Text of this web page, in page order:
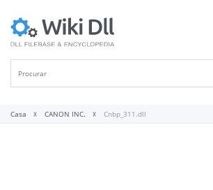
Casa CANON INC. Cnbp_311.dll